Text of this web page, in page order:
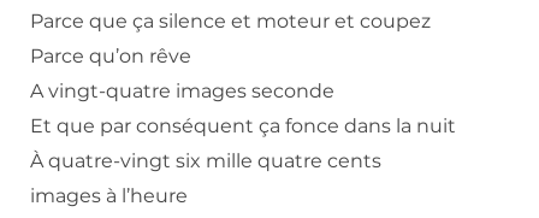
Parce que ça silence et moteur et coupez
Parce qu’on rêve
A vingt-quatre images seconde
Et que par conséquent ça fonce dans la nuit
À quatre-vingt six mille quatre cents
images à l’heure